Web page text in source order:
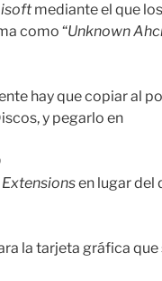
mediante el que
como “Unknown
hay que copiar al
y pegarlo en
Extensionsen lugar del
la tarjeta gráfica